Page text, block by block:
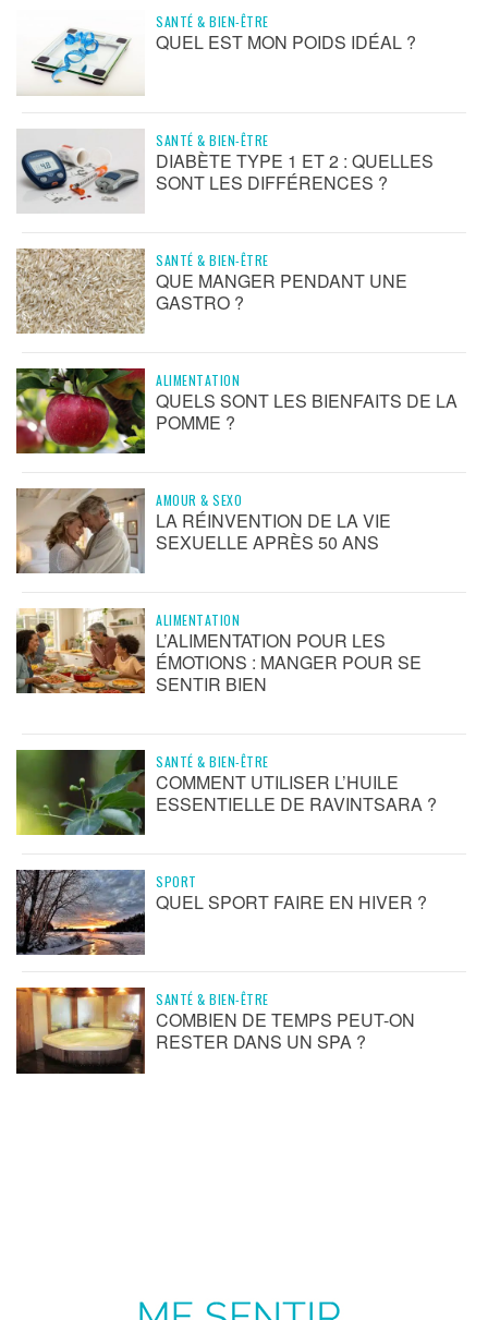
SANTÉ & BIEN-ÊTRE
QUEL EST MON POIDS IDÉAL ?
SANTÉ & BIEN-ÊTRE
DIABÈTE TYPE 1 ET 2 : QUELLES
SONT LES DIFFÉRENCES ?
SANTÉ & BIEN-ÊTRE
QUE MANGER PENDANT UNE
GASTRO ?
ALIMENTATION
QUELS SONT LES BIENFAITS DE LA
POMME ?
AMOUR & SEXO
LA RÉINVENTION DE LA VIE
SEXUELLE APRÈS 50 ANS
ALIMENTATION
L’ALIMENTATION POUR LES
ÉMOTIONS : MANGER POUR SE
SENTIR BIEN
SANTÉ & BIEN-ÊTRE
COMMENT UTILISER L’HUILE
ESSENTIELLE DE RAVINTSARA ?
SPORT
QUEL SPORT FAIRE EN HIVER ?
SANTÉ & BIEN-ÊTRE
COMBIEN DE TEMPS PEUT-ON
RESTER DANS UN SPA ?